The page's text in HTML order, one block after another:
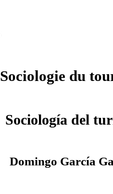
Sociologie du
Sociología del
Domingo García